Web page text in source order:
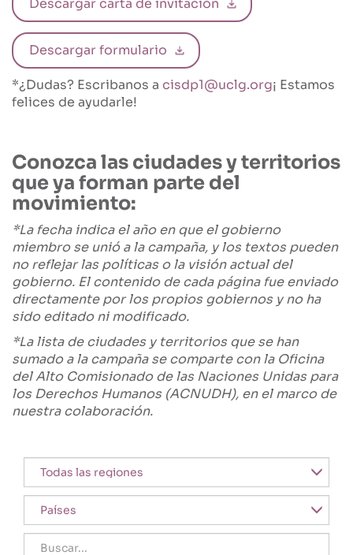
Descargar carta de invitación
Descargar formulario
*¿Dudas? Escribanos a cisdp1@uclg.org¡ Estamos
felices de ayudarle!
Conozca las ciudades y territorios
que ya forman parte del
movimiento:
*La fecha indica el año en que el gobierno
miembro se unió a la campaña, y los textos pueden
no reflejar las políticas o la visión actual del
gobierno. El contenido de cada página fue enviado
directamente por los propios gobiernos y no ha
sido editado ni modificado.
*La lista de ciudades y territorios que se han
sumado a la campaña se comparte con la Oficina
del Alto Comisionado de las Naciones Unidas para
los Derechos Humanos (ACNUDH), en el marco de
nuestra colaboración.
Región
Title